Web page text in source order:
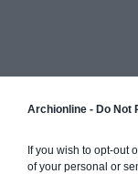
Archionline - Do Not
If you wish to opt-out
of your personal or
Maison CARROUT
de 130m²